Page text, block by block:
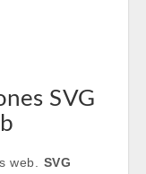
SVG
web. SVG